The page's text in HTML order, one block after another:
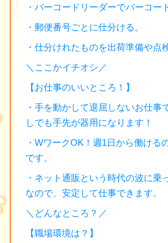
・バーコードリーダーでバーコー
・郵便番号ごとに仕分ける。
・仕分けれたものを出荷準備や点
＼ここかイチオシ／
【お仕事のいいところ！】
・手を動かして退屈しないお仕事
しでも手先が器用になります！
・WワークOK！週1日から働ける
です。
・ネット通販という時代の波に乗
なので、安定して仕事できます。
＼どんなところ？／
【職場環境は？】